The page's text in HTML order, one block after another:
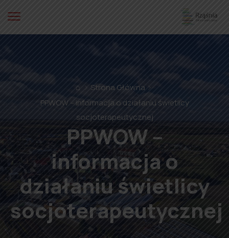
⌂
Strona Główna
PPWOW – informacja o działaniu świetlicy
socjoterapeutycznej
PPWOW –
informacja o
działaniu świetlicy
socjoterapeutycznej